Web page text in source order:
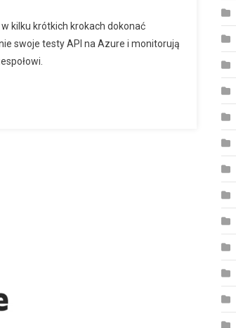
kilku krótkich krokach dokonać
swoje testy API na Azure i monitorują